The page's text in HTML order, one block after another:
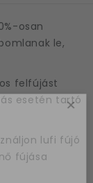
osan
le,
felfújást
esetén tartó
lufi fújó
fújása
×